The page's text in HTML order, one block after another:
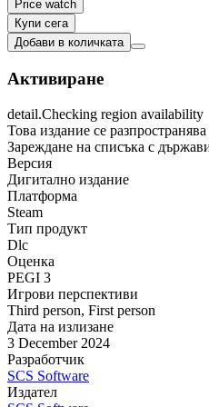
Price watch
Купи сега
Добави в количката
Активиране
detail.Checking region availability
Това издание се
Зареждане на списъка с
Версия
Дигитално издание
Платформа
Steam
Тип продукт
Dlc
Оценка
PEGI 3
Игрови перспективи
Third person, First person
Дата на излизане
3 December 2024
Разработчик
SCS Software
Издател